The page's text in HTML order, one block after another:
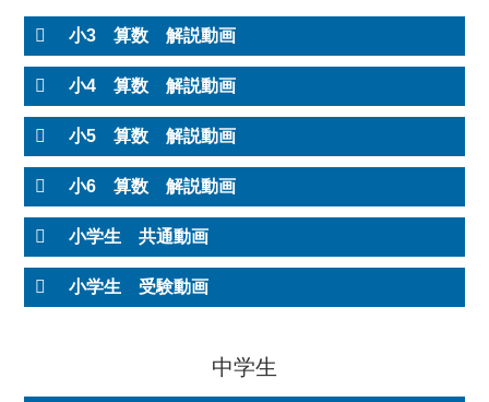
小3 算数 解説動画
小4 算数 解説動画
小5 算数 解説動画
小6 算数 解説動画
小学生 共通動画
小学生 受験動画
中学生